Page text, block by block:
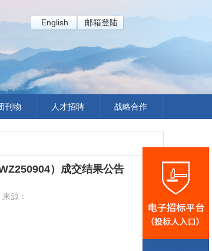
邮箱登陆
English
刊物 人才招聘 战略合作
）成交结果公告
来源：